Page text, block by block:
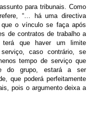
para tribunais. Como
“… há uma directiva
o vínculo se faça após
de contratos de trabalho a
terá que haver um limite
caso contrário, se
tempo de serviço que
do grupo, estará a ser
que poderá perfeitamente
pois o argumento deixa a